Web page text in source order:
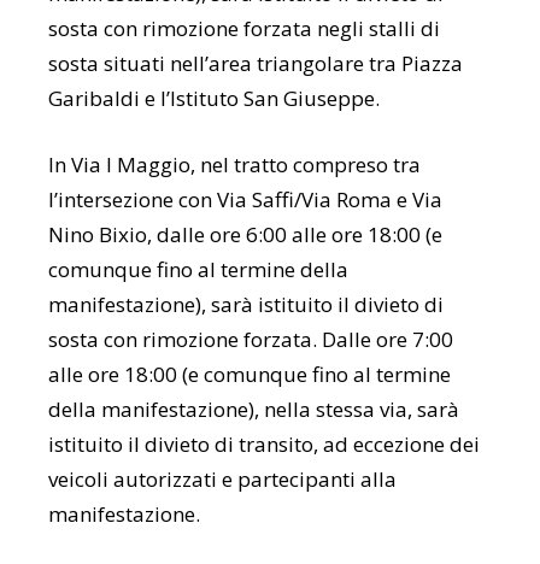
sosta con rimozione forzata negli stalli di
sosta situati nell’area triangolare tra Piazza
Garibaldi e l’Istituto San Giuseppe.
In Via I Maggio, nel tratto compreso tra
l’intersezione con Via Saffi/Via Roma e Via
Nino Bixio, dalle ore 6:00 alle ore 18:00 (e
comunque fino al termine della
manifestazione), sarà istituito il divieto di
sosta con rimozione forzata. Dalle ore 7:00
alle ore 18:00 (e comunque fino al termine
della manifestazione), nella stessa via, sarà
istituito il divieto di transito, ad eccezione dei
veicoli autorizzati e partecipanti alla
manifestazione.